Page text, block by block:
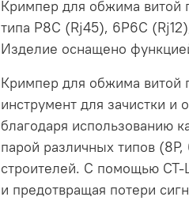
Кримпер для обжима витой
типа P8C (Rj45), 6P6C
Изделие оснащено
Кримпер для обжима витой
инструмент для зачистки
благодаря использованию
парой различных типов
строителей. С помощью
и предотвращая потери